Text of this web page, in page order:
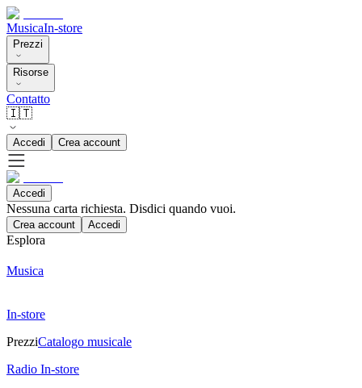
MusicaIn-store
Prezzi
Risorse
Contatto
🇮🇹
Accedi Crea account
Accedi
Nessuna carta richiesta. Disdici quando vuoi.
Crea account Accedi
Esplora
Musica
In-store
PrezziCatalogo musicale
Radio In-store